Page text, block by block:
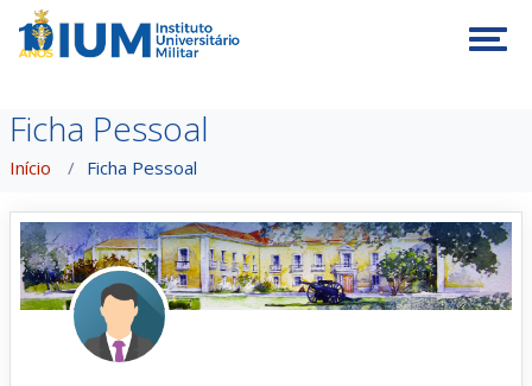
Ficha Pessoal
Início Ficha Pessoal